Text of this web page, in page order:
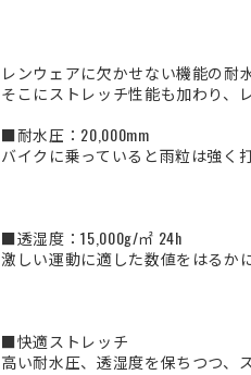
レンウェアに欠かせない機能の耐
そこにストレッチ性能も加わり、
■耐水圧：20,000mm
バイクに乗っていると雨粒は強く
■透湿度：15,000g/㎡ 24h
激しい運動に適した数値をはるか
■快適ストレッチ
高い耐水圧、透湿度を保ちつつ、